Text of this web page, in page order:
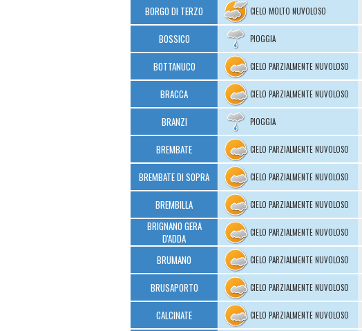
BORGO DI TERZO CIELO MOLTO NUVOLOSO
BOSSICO PIOGGIA
BOTTANUCO CIELO PARZIALMENTE NUVOLOSO
BRACCA CIELO PARZIALMENTE NUVOLOSO
BRANZI PIOGGIA
BREMBATE CIELO PARZIALMENTE NUVOLOSO
BREMBATE DI SOPRA CIELO PARZIALMENTE NUVOLOSO
BREMBILLA CIELO PARZIALMENTE NUVOLOSO
BRIGNANO GERA
D'ADDA
CIELO PARZIALMENTE NUVOLOSO
BRUMANO CIELO PARZIALMENTE NUVOLOSO
BRUSAPORTO CIELO PARZIALMENTE NUVOLOSO
CALCINATE CIELO PARZIALMENTE NUVOLOSO